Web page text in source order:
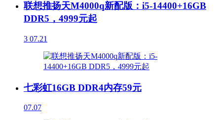
联想推扬天M4000q新配版：i5-14400+16GB
DDR5，4999元起
3 07.21
七彩虹16GB DDR4内存59元
07.07